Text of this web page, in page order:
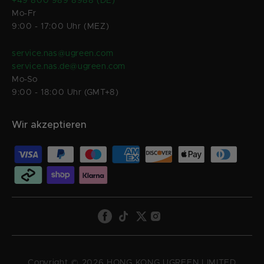
USB-C
USB-C (5Gbit/s) x1
HDMI
4K 60Hz
SD-Karte
Mo-Fr
9:00 - 17:00 Uhr (MEZ)
service.nas@ugreen.com
service.nas.de@ugreen.com
Mo-So
9:00 - 18:00 Uhr (GMT+8)
Wir akzeptieren